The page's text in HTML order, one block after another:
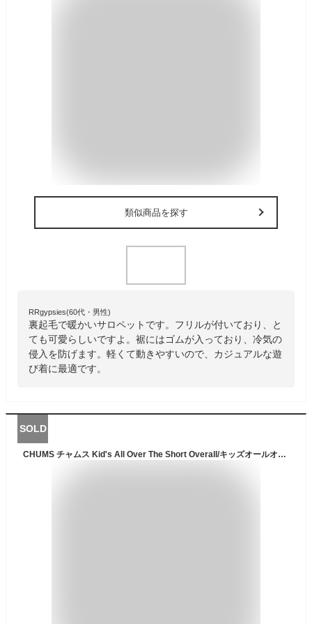
類似商品を探す
RRgypsies(60代・男性)
裏起毛で暖かいサロペットです。フリルが付いており、と
ても可愛らしいですよ。裾にはゴムが入っており、冷気の
侵入を防げます。軽くて動きやすいので、カジュアルな遊
び着に最適です。
SOLD
CHUMS チャムス Kid's All Over The Short Overall/キッズオールオーバーザショートオーバーオール キッズ サロペット 男の子 女の子 男子 女子 ユニセックス 普段着 カジュアル アウトドア スポーツ キャンプ 2022SS新作 CH23-1074